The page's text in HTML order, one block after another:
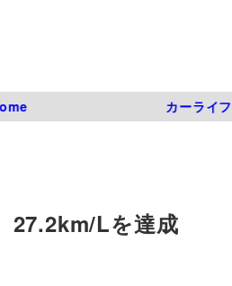
カーライフ
27.2km/Lを達成